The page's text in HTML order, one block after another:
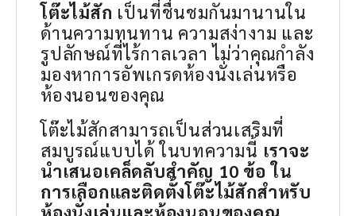
โต๊ะไม้สัก เป็นที่ชื่นชมกันมานานใน
ด้านความทนทาน ความสง่างาม และ
รูปลักษณ์ที่ไร้กาลเวลา ไม่ว่าคุณกำลัง
มองหาการอัพเกรดห้องนั่งเล่นหรือ
ห้องนอนของคุณ
โต๊ะไม้สักสามารถเป็นส่วนเสริมที่
สมบูรณ์แบบได้ ในบทความนี้ เราจะ
นำเสนอเคล็ดลับสำคัญ 10 ข้อ ใน
การเลือกและติดตั้งโต๊ะไม้สักสำหรับ